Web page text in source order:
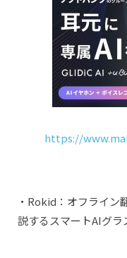
https://
・Rokid：オフライン
説するスマートAIグ